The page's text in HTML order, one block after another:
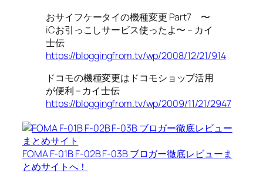
おサイフケータイの機種変更 Part7 〜
iCお引っこしサービス使ったよ〜 – カイ
士伝
https://bloggingfrom.tv/wp/2008/12/21/914
ドコモの機種変更はドコモショップ活用
が便利 – カイ士伝
https://bloggingfrom.tv/wp/2009/11/21/2947
FOMA F-01B F-02B F-03B ブロガー徹底レビューま
とめサイトへ！